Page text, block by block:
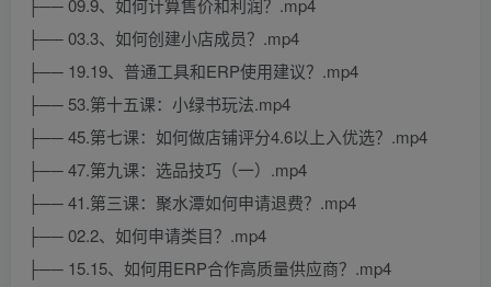
├── 09.9、如何计算售价和利润？.mp4
├── 03.3、如何创建小店成员？.mp4
├── 19.19、普通工具和ERP使用建议？.mp4
├── 53.第十五课：小绿书玩法.mp4
├── 45.第七课：如何做店铺评分4.6以上入优选？.mp4
├── 47.第九课：选品技巧（一）.mp4
├── 41.第三课：聚水潭如何申请退费？.mp4
├── 02.2、如何申请类目？.mp4
├── 15.15、如何用ERP合作高质量供应商？.mp4